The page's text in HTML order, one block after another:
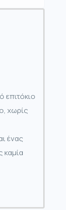
επιτόκιο
χωρίς
ένας
καμία